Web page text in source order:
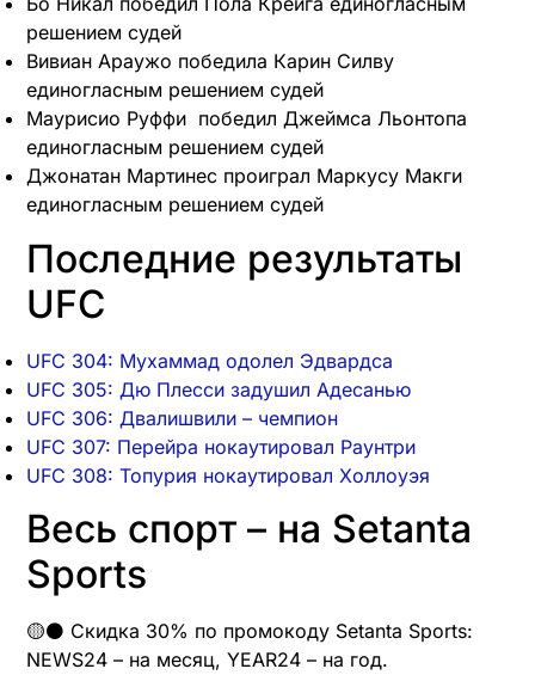
решением судей
Вивиан Араужо победила Карин Силву
единогласным решением судей
Маурисио Руффи победил Джеймса Льонтопа
единогласным решением судей
Джонатан Мартинес проиграл Маркусу Макги
единогласным решением судей
Последние результаты
UFC
UFC 304: Мухаммад одолел Эдвардса
UFC 305: Дю Плесси задушил Адесанью
UFC 306: Двалишвили – чемпион
UFC 307: Перейра нокаутировал Раунтри
UFC 308: Топурия нокаутировал Холлоуэя
Весь спорт – на Setanta
Sports
🟡⚫️ Скидка 30% по промокоду Setanta Sports:
NEWS24 – на месяц, YEAR24 – на год.